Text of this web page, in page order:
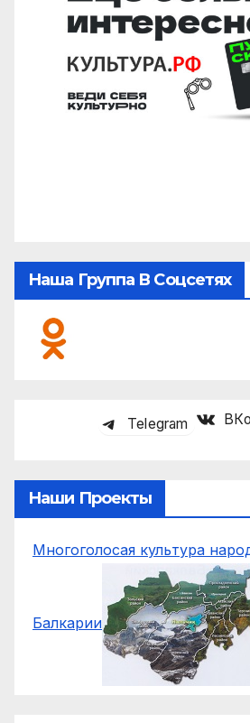
Наша Группа В Соцсетях
Telegram
Наши Проекты
Многоголосая культура
Балкарии